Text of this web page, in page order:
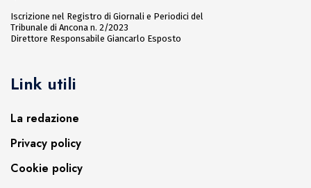
Iscrizione nel Registro di Giornali e Periodici del
Tribunale di Ancona n. 2/2023
Direttore Responsabile Giancarlo Esposto
Link utili
La redazione
Privacy policy
Cookie policy